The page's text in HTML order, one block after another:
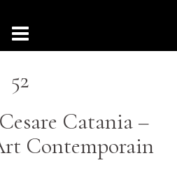
52
Catania –
Contemporain